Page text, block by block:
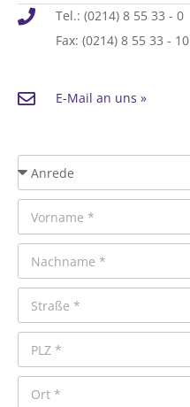
Tel.: (0214) 8 55 33 - 0
Fax: (0214) 8 55 33 - 10
E-Mail an uns »